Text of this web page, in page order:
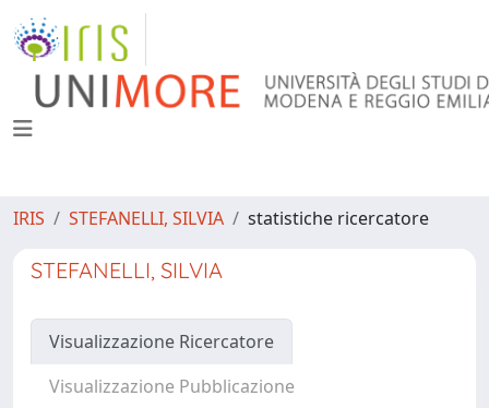
IRIS STEFANELLI, SILVIA statistiche ricercatore
STEFANELLI, SILVIA
Visualizzazione Ricercatore
Visualizzazione Pubblicazione